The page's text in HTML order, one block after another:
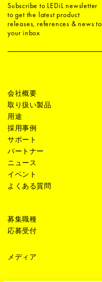
Subscribe to LEDiL newsletter
to get the latest product
releases, references & news to
your inbox
会社概要
取り扱い製品
用途
採用事例
サポート
パートナー
ニュース
イベント
よくある質問
募集職種
応募受付
メディア